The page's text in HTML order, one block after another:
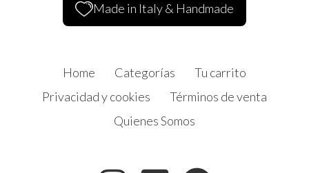
Made in Italy & Handmade
Home Categorías
Tu carrito
Privacidad y cookies
Términos de venta
Quienes Somos